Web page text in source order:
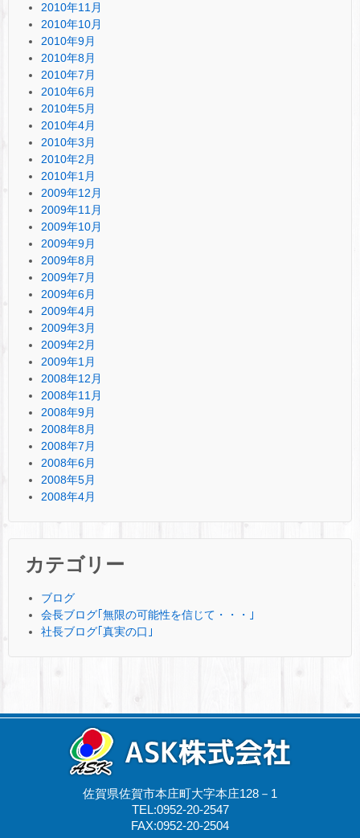
2010年11月
2010年10月
2010年9月
2010年8月
2010年7月
2010年6月
2010年5月
2010年4月
2010年3月
2010年2月
2010年1月
2009年12月
2009年11月
2009年10月
2009年9月
2009年8月
2009年7月
2009年6月
2009年4月
2009年3月
2009年2月
2009年1月
2008年12月
2008年11月
2008年9月
2008年8月
2008年7月
2008年6月
2008年5月
2008年4月
カテゴリー
ブログ
会長ブログ｢無限の可能性を信じて・・・｣
社長ブログ｢真実の口｣
佐賀県佐賀市本庄町大字本庄128－1
TEL:0952-20-2547
FAX:0952-20-2504